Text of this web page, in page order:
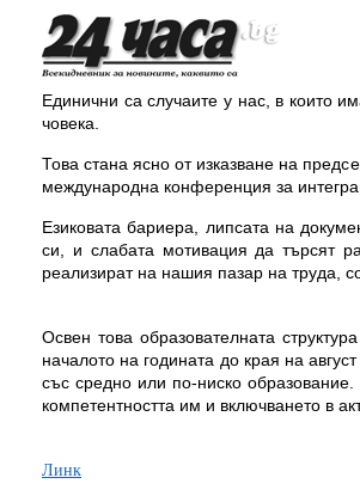
Единични са случаите у нас, в които
човека.
Това стана ясно от изказване на
международна конференция за
Езиковата бариера, липсата на
си, и слабата мотивация да търсят
реализират на нашия пазар на труда,
Освен това образователната
началото на годината до края на
със средно или по-ниско
компетентността им и включването в
Линк